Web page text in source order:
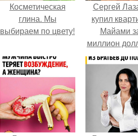
Косметическая
глина. Мы
выбираем по цвету!
Сергей
купил
Майами
миллион